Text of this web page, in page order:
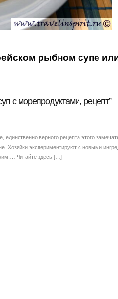
рыбном супе
с морепродуктами, рецепт”
верного рецепта этого
Хозяйки экспериментируют с новыми
Читайте здесь […]